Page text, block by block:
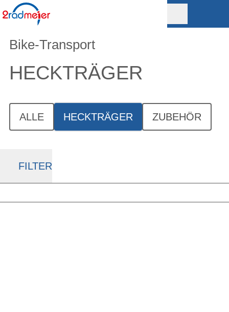
Bike-Transport
HECKTRÄGER
ALLE HECKTRÄGER ZUBEHÖR
FILTER